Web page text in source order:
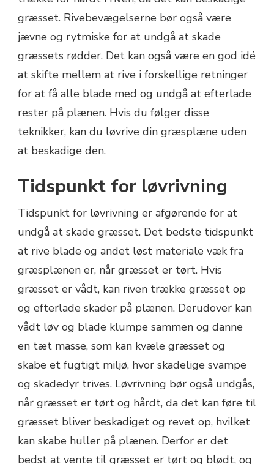
græsset. Rivebevægelserne bør også være
jævne og rytmiske for at undgå at skade
græssets rødder. Det kan også være en god idé
at skifte mellem at rive i forskellige retninger
for at få alle blade med og undgå at efterlade
rester på plænen. Hvis du følger disse
teknikker, kan du løvrive din græsplæne uden
at beskadige den.
Tidspunkt for løvrivning
Tidspunkt for løvrivning er afgørende for at
undgå at skade græsset. Det bedste tidspunkt
at rive blade og andet løst materiale væk fra
græsplænen er, når græsset er tørt. Hvis
græsset er vådt, kan riven trække græsset op
og efterlade skader på plænen. Derudover kan
vådt løv og blade klumpe sammen og danne
en tæt masse, som kan kvæle græsset og
skabe et fugtigt miljø, hvor skadelige svampe
og skadedyr trives. Løvrivning bør også undgås,
når græsset er tørt og hårdt, da det kan føre til
græsset bliver beskadiget og revet op, hvilket
kan skabe huller på plænen. Derfor er det
bedst at vente til græsset er tørt og blødt, og